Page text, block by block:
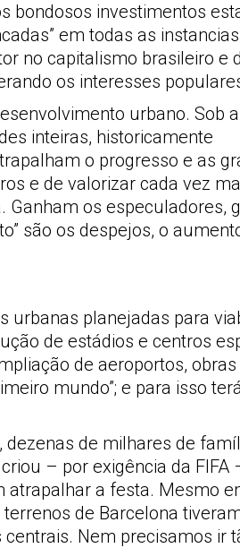
bondosos investimentos
em todas as instancias
no capitalismo brasileiro e
os interesses
urbano. Sob a
inteiras, historicamente
o progresso e as
e de valorizar cada vez
os especuladores,
são os despejos, o
urbanas planejadas para
de estádios e centros
de aeroportos, obras
mundo”; e para isso
de milhares de
– por exigência da FIFA
atrapalhar a festa. Mesmo
de Barcelona
Nem precisamos ir